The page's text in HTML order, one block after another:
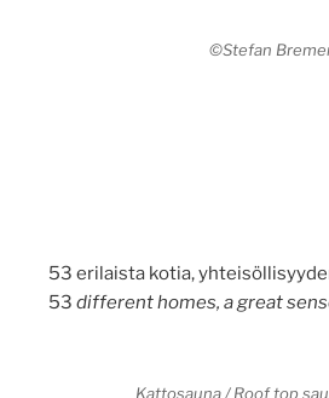
©Stefan
53 erilaista kotia,
53 different homes, a great
Kattosauna / Roof top